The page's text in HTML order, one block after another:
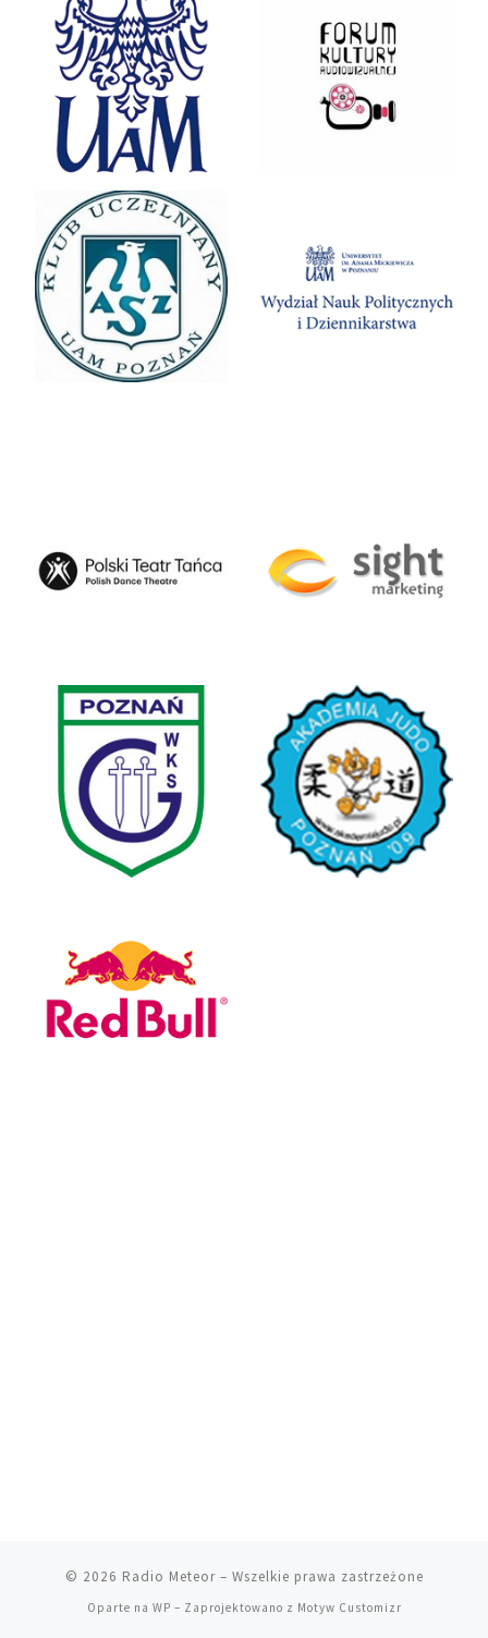
© 2026 Radio Meteor– Wszelkie prawa zastrzeżone
Oparte na WP – Zaprojektowano z Motyw Customizr